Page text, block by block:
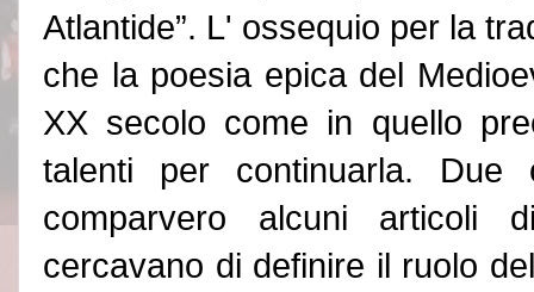
Atlantide”. L' ossequio per la
che la poesia epica del
XX secolo come in quello
talenti per continuarla.
comparvero alcuni articoli
cercavano di definire il ruolo